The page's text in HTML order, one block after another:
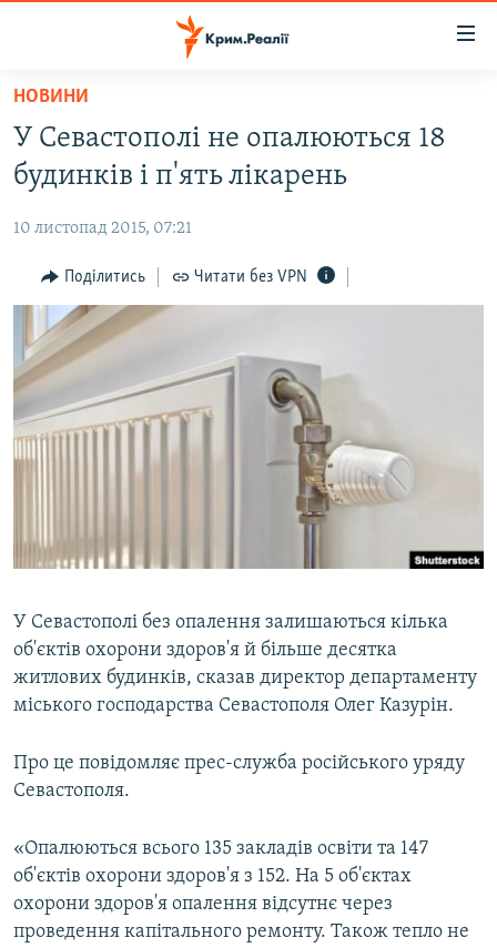
Перейти
основного
матеріалу
Перейти
до
навігації
Перейти
пошуку
ВОДА.КРИМ
ВІДЕО ТА ФОТО
ПОЛІТИКА
БЛОГИ
ПОГЛЯД
ІНТЕРВ'Ю
ВСЕ ЗА ДЕНЬ
СПЕЦПРОЕКТИ
СВІДЧЕННЯ ОКУПАЦІЇ
ЯК ОБІЙТИ БЛОКУВАННЯ
Русский
Qırımtatar
ДОЛУЧАЙСЯ!
НОВИНИ
У Севастополі не опалюються 18
будинків і п'ять лікарень
10 листопад 2015, 07:21
Поділитись Читати без VPN
У Севастополі без опалення залишаються кілька
об'єктів охорони здоров'я й більше десятка
житлових будинків, сказав директор департаменту
міського господарства Севастополя Олег Казурін.
Про це повідомляє прес-служба російського уряду
Севастополя.
«Опалюються всього 135 закладів освіти та 147
об'єктів охорони здоров'я з 152. На 5 об'єктах
охорони здоров'я опалення відсутнє через
проведення капітального ремонту. Також тепло не